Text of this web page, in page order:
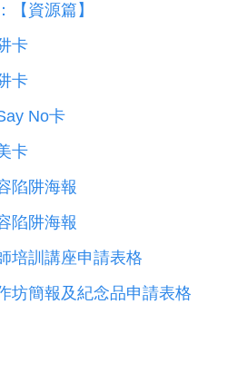
【資源篇】
卡
卡
No卡
卡
陷阱海報
陷阱海報
培訓講座申請表格
坊簡報及紀念品申請表格